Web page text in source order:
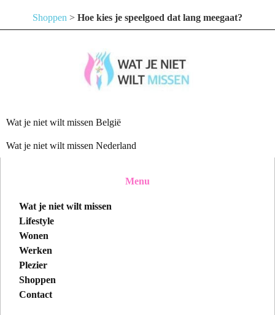
Shoppen > Hoe kies je speelgoed dat lang meegaat?
Wat je niet wilt missen België
Wat je niet wilt missen Nederland
Menu
Wat je niet wilt missen
Lifestyle
Wonen
Werken
Plezier
Shoppen
Contact